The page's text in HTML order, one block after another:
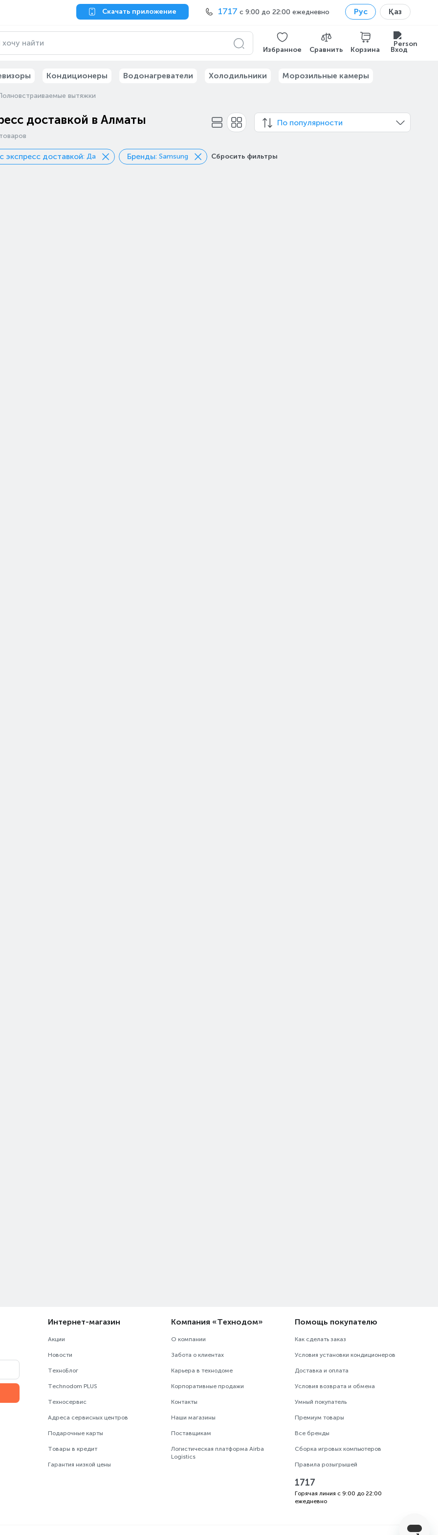
Скачать приложение 1717 с 9:00 до 22:00 ежедневно Рус Қаз
Избранное Сравнить Корзина Вход
Кондиционеры Водонагреватели Холодильники Морозильные камеры
вытяжки
доставкой в Алматы По популярности
экспресс доставкой: Да Бренды: Samsung Сбросить фильтры
Интернет-магазин
Акции
Новости
ТехноБлог
Technodom PLUS
Техносервис
Адреса сервисных центров
Подарочные карты
Товары в кредит
Гарантия низкой цены
Компания «Технодом»
О компании
Забота о клиентах
Карьера в технодоме
Корпоративные продажи
Контакты
Наши магазины
Поставщикам
Логистическая платформа Airba
Logistics
Помощь покупателю
Как сделать заказ
Условия установки кондиционеров
Доставка и оплата
Условия возврата и обмена
Умный покупатель
Премиум товары
Все бренды
Сборка игровых компьютеров
Правила розыгрышей
1717
Горячая линия с 9:00 до 22:00
ежедневно